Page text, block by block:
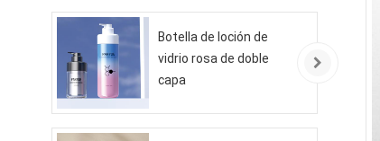
Botella de loción de
vidrio rosa de doble
capa